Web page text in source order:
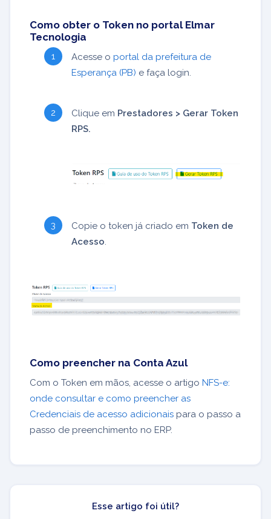
Como obter o Token no portal Elmar
Tecnologia
Acesse o portal da prefeitura de
Esperança (PB) e faça login.
Clique em Prestadores > Gerar Token
RPS.
Copie o token já criado em Token de
Acesso
Como preencher na Conta Azul
Com o Token em mãos, acesse o artigo NFS-e:
onde consultar e como preencher as
Credenciais de acesso adicionais para o passo a
passo de preenchimento no ERP.
Esse artigo foi útil?